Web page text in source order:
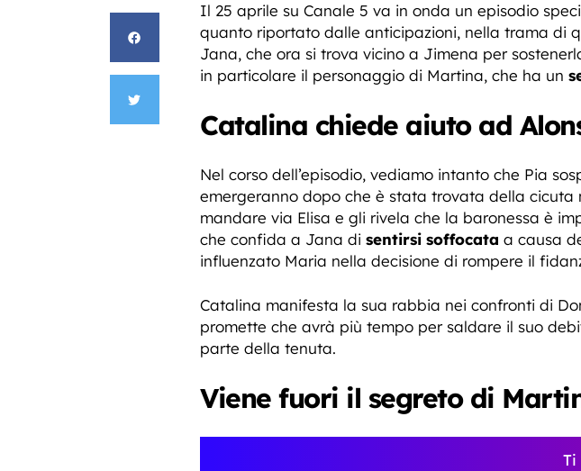
Il 25 aprile su Canale 5 va in onda un episodio
quanto riportato dalle anticipazioni, nella trama di
Jana, che ora si trova vicino a Jimena per
in particolare il personaggio di Martina, che ha un
Catalina chiede aiuto ad
Nel corso dell’episodio, vediamo intanto che Pia
emergeranno dopo che è stata trovata della
mandare via Elisa e gli rivela che la baronessa è
che confida a Jana di sentirsi soffocata a causa
influenzato Maria nella decisione di rompere il
Catalina manifesta la sua rabbia nei confronti di
promette che avrà più tempo per saldare il suo
parte della tenuta.
Viene fuori il segreto di
Ti